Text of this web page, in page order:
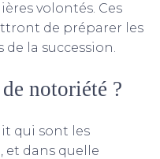
volontés. Ces
de préparer les
la succession.
notoriété ?
qui sont les
et dans quelle